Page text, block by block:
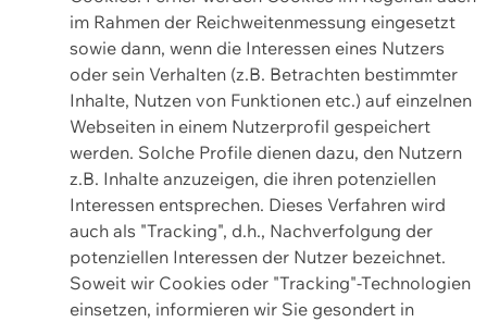
im Rahmen der Reichweitenmessung eingesetzt
sowie dann, wenn die Interessen eines Nutzers
oder sein Verhalten (z.B. Betrachten bestimmter
Inhalte, Nutzen von Funktionen etc.) auf einzelnen
Webseiten in einem Nutzerprofil gespeichert
werden. Solche Profile dienen dazu, den Nutzern
z.B. Inhalte anzuzeigen, die ihren potenziellen
Interessen entsprechen. Dieses Verfahren wird
auch als "Tracking", d.h., Nachverfolgung der
potenziellen Interessen der Nutzer bezeichnet.
Soweit wir Cookies oder "Tracking"-Technologien
einsetzen, informieren wir Sie gesondert in